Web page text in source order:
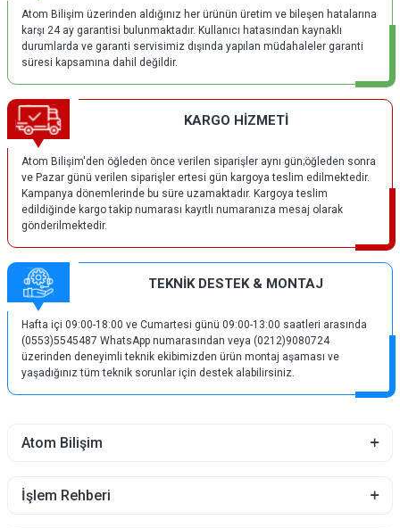
Atom Bilişim üzerinden aldığınız her ürünün üretim ve bileşen hatalarına
karşı 24 ay garantisi bulunmaktadır. Kullanıcı hatasından kaynaklı
durumlarda ve garanti servisimiz dışında yapılan müdahaleler garanti
süresi kapsamına dahil değildir.
KARGO HİZMETİ
Atom Bilişim'den öğleden önce verilen siparişler aynı gün;öğleden sonra
ve Pazar günü verilen siparişler ertesi gün kargoya teslim edilmektedir.
Kampanya dönemlerinde bu süre uzamaktadır. Kargoya teslim
edildiğinde kargo takip numarası kayıtlı numaranıza mesaj olarak
gönderilmektedir.
TEKNİK DESTEK & MONTAJ
Hafta içi 09:00-18:00 ve Cumartesi günü 09:00-13:00 saatleri arasında
(0553)5545487 WhatsApp numarasından veya (0212)9080724
üzerinden deneyimli teknik ekibimizden ürün montaj aşaması ve
yaşadığınız tüm teknik sorunlar için destek alabilirsiniz.
Atom Bilişim
İşlem Rehberi